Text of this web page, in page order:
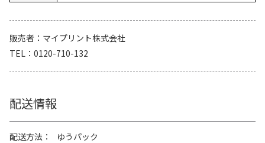
販売者
マイプリント株式会社
TEL
0120-710-132
配送情報
配送方法
ゆうパック